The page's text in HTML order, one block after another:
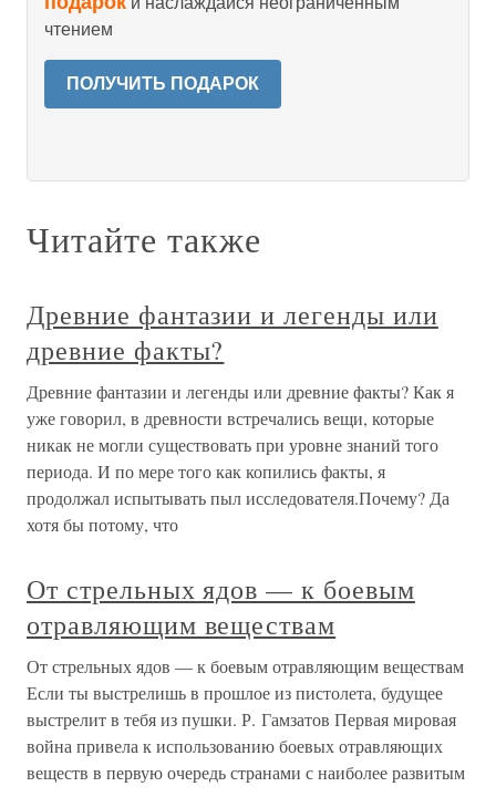
чтением
ПОЛУЧИТЬ ПОДАРОК
Читайте также
Древние фантазии и легенды или
древние факты?
Древние фантазии и легенды или древние факты? Как я
уже говорил, в древности встречались вещи, которые
никак не могли существовать при уровне знаний того
периода. И по мере того как копились факты, я
продолжал испытывать пыл исследователя.Почему? Да
хотя бы потому, что
От стрельных ядов — к боевым
отравляющим веществам
От стрельных ядов — к боевым отравляющим веществам
Если ты выстрелишь в прошлое из пистолета, будущее
выстрелит в тебя из пушки. Р. Гамзатов Первая мировая
война привела к использованию боевых отравляющих
веществ в первую очередь странами с наиболее развитым